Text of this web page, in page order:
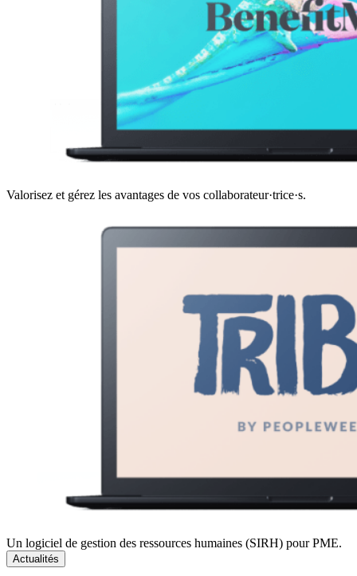
Valorisez et gérez les avantages de vos collaborateur·trice·s.
Un logiciel de gestion des ressources humaines (SIRH) pour PME.
Actualités